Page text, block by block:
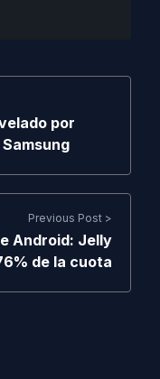
por
Previous Post >
Android: Jelly
de la cuota